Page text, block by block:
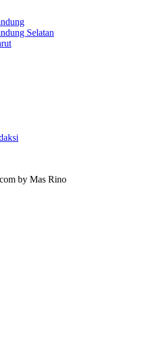
Selatan
by Mas Rino